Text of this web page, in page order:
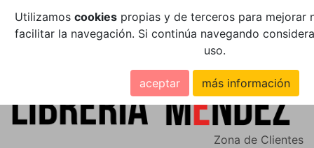
Utilizamos cookiespropias y de terceros para mejorar
facilitar la navegación. Si continúa navegando
uso.
aceptar más información
Zona de Clientes